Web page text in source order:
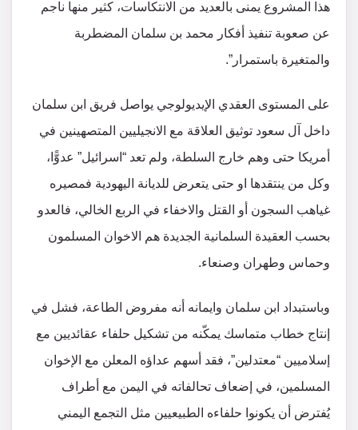
هذا المشروع يمنى بالعديد من الانتكاسات، كثير منها ناجم
عن صعوبة تنفيذ أفكار محمد بن سلمان المضطربة
والمتغيرة باستمرار”.
على المستوى العقدي الإيديولوجي يواصل فريق ابن سلمان
داخل آل سعود توثيق العلاقة مع الانجيليين المتصهينين في
أمريكا حتى وهم خارج السلطة، ولم تعد “اسرائيل” عدوًّا،
وكل من ينتقدها او حتى يتعرض للديانة اليهودية فمصيره
غياهب السجون أو القتل والاخفاء في الربع الخالي، فالعدو
بحسب العقيدة السلمانية الجديدة هم الاخوان المسلمون
وحماس وطهران وصنعاء.
وباستبداد ابن سلمان وايمانه أنه مفروض الطاعة، فشل في
إنتاج خطاب متماسك يمكّنه من تشكيل حلفاء عقائديين مع
إسلاميين “معتدلين”، فقد أسهم عداؤه المعلن مع الإخوان
المسلمين، في إضعاف تحالفاته في اليمن مع أطراف
يُفترض أن يكونوا حلفاءه الطبيعيين مثل التجمع اليمني